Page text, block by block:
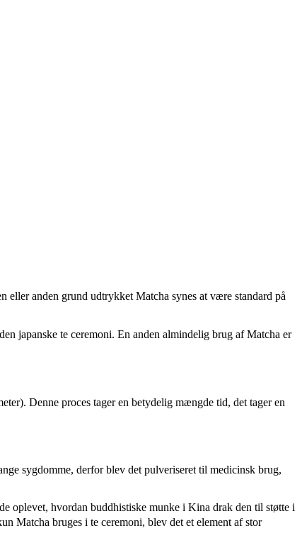
anden grund udtrykket Matcha synes at være standard på
japanske te ceremoni. En anden almindelig brug af Matcha er
Denne proces tager en betydelig mængde tid, det tager en
sygdomme, derfor blev det pulveriseret til medicinsk brug,
oplevet, hvordan buddhistiske munke i Kina drak den til støtte i
Matcha bruges i te ceremoni, blev det et element af stor